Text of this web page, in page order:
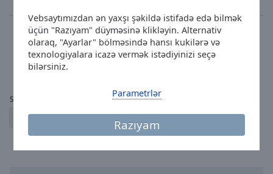
Vebsaytımızdan ən yaxşı şəkildə istifadə edə bilmək
üçün "Razıyam" düyməsinə klikləyin. Alternativ
olaraq, "Ayarlar" bölməsində hansı kukilərə və
texnologiyalara icazə vermək istədiyinizi seçə
bilərsiniz.
Razıyam
Parametrlər
City Rádió
pop news talk
entertainment
Səhifələr:
2 3 4 5 ... 28 ← əvvəlki növbəti →